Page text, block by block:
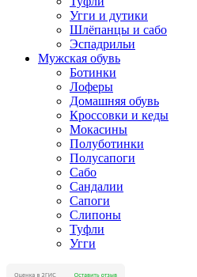
Угги и дутики
Шлёпанцы и сабо
Эспадрильи
Мужская обувь
Ботинки
Лоферы
Домашняя обувь
Кроссовки и кеды
Мокасины
Полуботинки
Полусапоги
Сабо
Сандалии
Сапоги
Слипоны
Туфли
Угги